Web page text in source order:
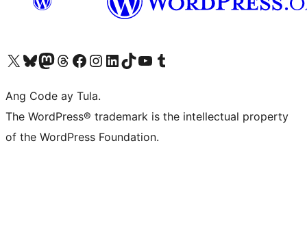
Visit our X (formerly Twitter) account
Bisitahin ang aming Bluesky account
Visit our Mastodon account
Bisitahin ang aming Threads account
Visit our Facebook page
Visit our Instagram account
Visit our LinkedIn account
Bisitahin ang aming TikTok account
Visit our YouTube channel
Bisitahin ang aming Tumblr account
Ang Code ay Tula.
The WordPress® trademark is the intellectual property
of the WordPress Foundation.